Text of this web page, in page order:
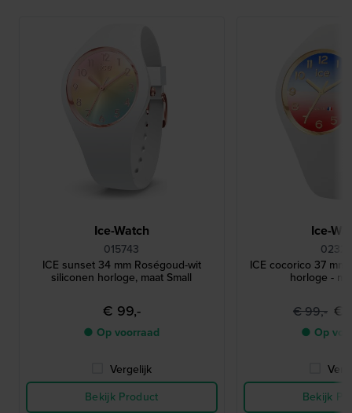
Ice-Watch
015743
ICE sunset 34 mm Roségoud-wit
siliconen horloge, maat Small
€ 99,-
● Op voorraad
Vergelijk
Bekijk Product
Ice-
ICE cocorico 37
horloge -
€ 99,- €
● Op
Bekijk